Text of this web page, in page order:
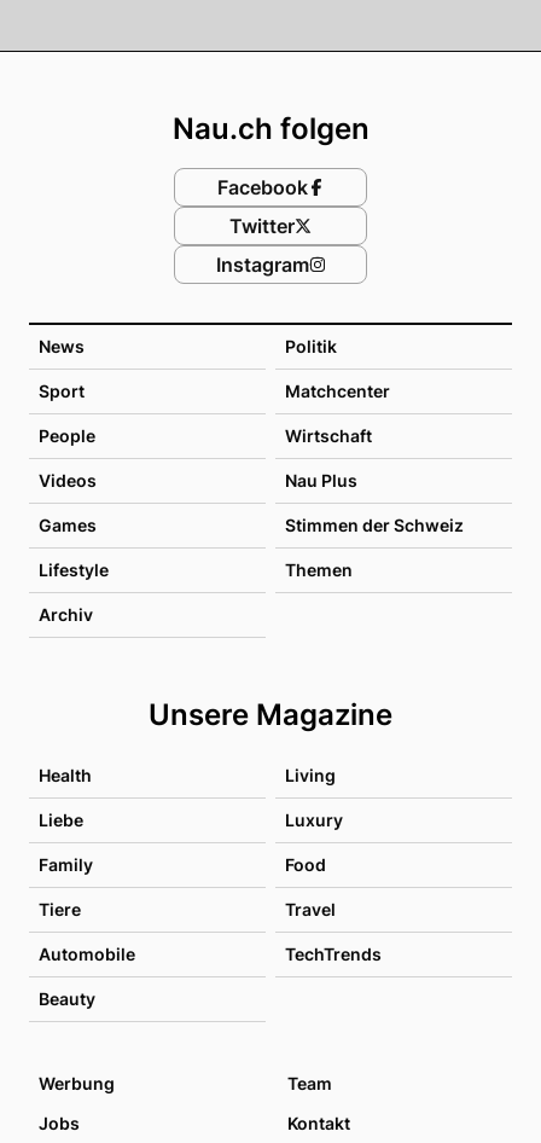
News Politik
Sport Matchcenter
People Wirtschaft
Videos Nau Plus
Games Stimmen der Schweiz
Lifestyle Themen
Archiv
Unsere Magazine
Health Living
Liebe Luxury
Family Food
Tiere Travel
Automobile TechTrends
Beauty
Nau.ch folgen
Facebook
Twitter
Instagram
Werbung
Team
Jobs
Kontakt